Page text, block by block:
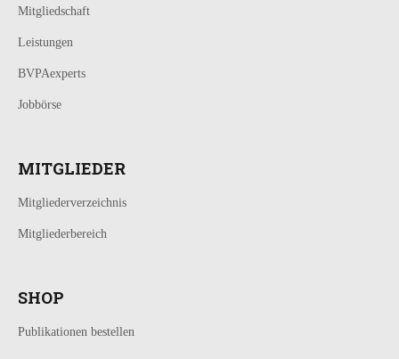
Mitgliedschaft
Leistungen
BVPAexperts
Jobbörse
MITGLIEDER
Mitgliederverzeichnis
Mitgliederbereich
SHOP
Publikationen bestellen